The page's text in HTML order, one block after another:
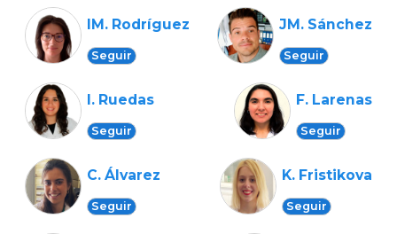
IM. Rodríguez
Seguir
JM. Sánchez
Seguir
I. Ruedas
Seguir
F. Larenas
Seguir
C. Álvarez
Seguir
K. Fristikova
Seguir